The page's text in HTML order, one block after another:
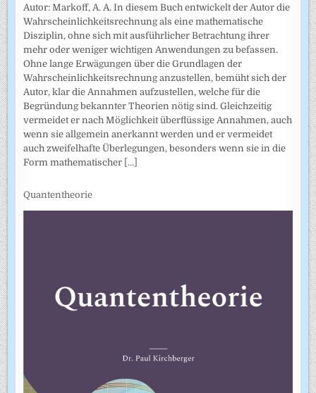
Autor: Markoff, A. A. In diesem Buch entwickelt der Autor die
Wahrscheinlichkeitsrechnung als eine mathematische
Disziplin, ohne sich mit ausführlicher Betrachtung ihrer
mehr oder weniger wichtigen Anwendungen zu befassen.
Ohne lange Erwägungen über die Grundlagen der
Wahrscheinlich­keitsrechnung anzustellen, bemüht sich der
Autor, klar die Annahmen auf­zustellen, welche für die
Begründung bekannter Theorien nötig sind. Gleichzeitig
vermeidet er nach Möglichkeit überflüssige Annahmen, auch
wenn sie allgemein anerkannt werden und er vermeidet
auch zweifel­hafte Überlegungen, besonders wenn sie in die
Form mathematischer [...]
Quantentheorie